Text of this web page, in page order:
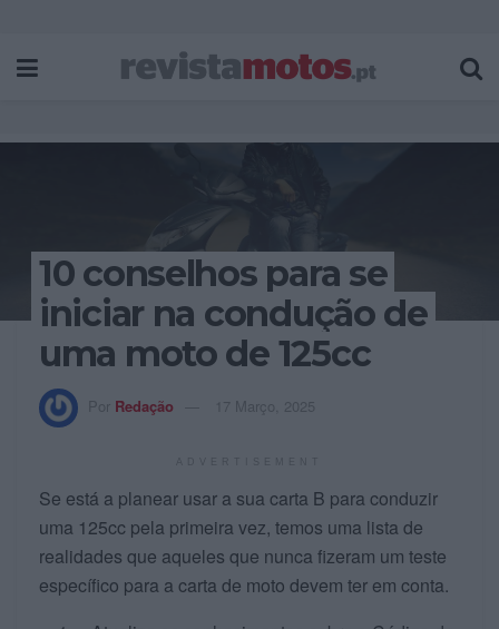
10 conselhos para se
iniciar na condução de
uma moto de 125cc
Por Redação 17 Março, 2025
Se está a planear usar a sua carta B para conduzir
uma 125cc pela primeira vez, temos uma lista de
realidades que aqueles que nunca fizeram um teste
específico para a carta de moto devem ter em conta.